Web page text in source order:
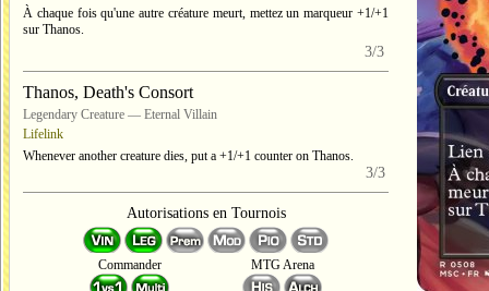
À chaque fois qu'une autre créature meurt, mettez un marqueur +1/+1
sur Thanos.
3/3
Thanos, Death's Consort
Legendary Creature — Eternal Villain
Lifelink
Whenever another creature dies, put a +1/+1 counter on Thanos.
3/3
Autorisations en Tournois
Commander MTG Arena